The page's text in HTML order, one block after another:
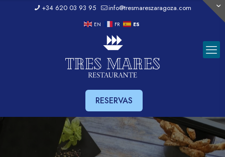
+34 620 03 93 95 info@tresmareszaragoza.com
EN FR ES
RESERVAS